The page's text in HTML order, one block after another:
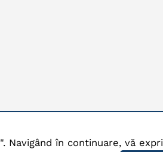
Navigând în continuare, vă